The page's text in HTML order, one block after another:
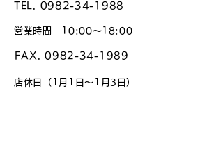
TEL. 0982-34-1988
​営業時間 10:00〜18:00
FAX.0982-34-1989
店休日（1月1日〜1月3日）